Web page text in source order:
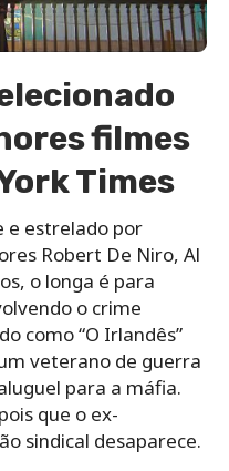
filmes
Times
e estrelado por
Robert De Niro, Al
o longa é para
o crime
como “O Irlandês”
veterano de guerra
para a máfia.
que o ex-
sindical desaparece.